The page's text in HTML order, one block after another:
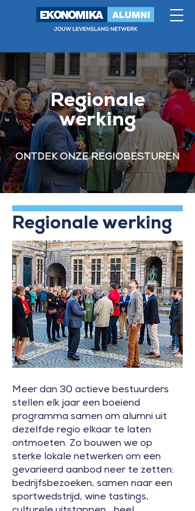
Regionale
werking
ONTDEK ONZE REGIOBESTUREN
Regionale werking
Meer dan 30 actieve bestuurders
stellen elk jaar een boeiend
programma samen om alumni uit
dezelfde regio elkaar te laten
ontmoeten. Zo bouwen we op
sterke lokale netwerken om een
gevarieerd aanbod neer te zetten:
bedrijfsbezoeken, samen naar een
sportwedstrijd, wine tastings,